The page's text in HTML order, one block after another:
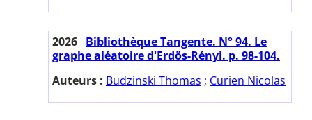
2026 Bibliothèque Tangente. N° 94. Le
graphe aléatoire d'Erdös-Rényi. p. 98-104.
Auteurs : Budzinski Thomas ; Curien Nicolas